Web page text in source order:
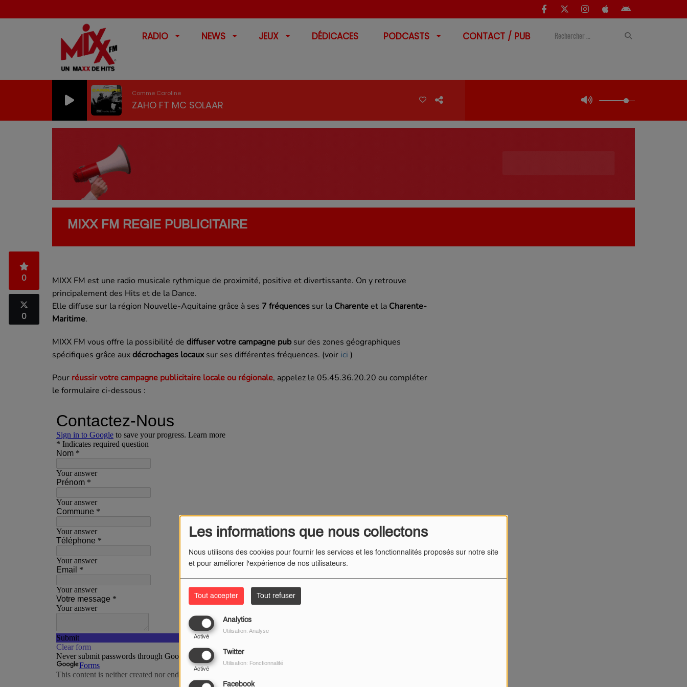
Les informations que nous collectons
Nous utilisons des cookies pour fournir les services et les fonctionnalités proposés sur notre site
et pour améliorer l'expérience de nos utilisateurs.
Tout accepter Tout refuser
Analytics
Activé
Utilisation: Analyse
Twitter
Activé
Utilisation: Fonctionnalité
Facebook
RADIO NEWS JEUX DÉDICACES PODCASTS CONTACT / PUB
Comme Caroline
ZAHO FT MC SOLAAR
MIXX FM REGIE PUBLICITAIRE
0
0
MIXX FM est une radio musicale rythmique de proximité, positive et divertissante. On y retrouve
principalement des Hits et de la Dance.
Elle diffuse sur la région Nouvelle-Aquitaine grâce à ses 7 fréquences sur la Charenteet la Charente-
Maritime.
MIXX FM vous offre la possibilité de diffuser votre campagne pubsur des zones géographiques
spécifiques grâce auxdécrochages locauxsur ses différentes fréquences. (voir ici )
Pour réussir votre campagne publicitaire locale ou régionale, appelez le 05.45.36.20.20 ou compléter
le formulaire ci-dessous :